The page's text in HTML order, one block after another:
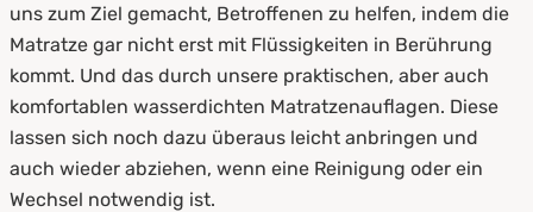
uns zum Ziel gemacht, Betroffenen zu helfen, indem die
Matratze gar nicht erst mit Flüssigkeiten in Berührung
kommt. Und das durch unsere praktischen, aber auch
komfortablen wasserdichten Matratzenauflagen. Diese
lassen sich noch dazu überaus leicht anbringen und
auch wieder abziehen, wenn eine Reinigung oder ein
Wechsel notwendig ist.